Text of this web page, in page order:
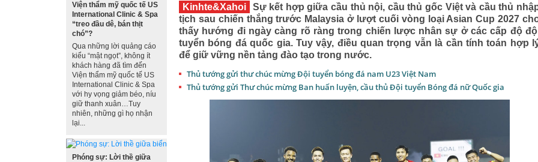
Viện thẩm mỹ quốc tế US
International Clinic & Spa
“treo đầu dê, bán thịt
chó”?
Qua những lời quảng cáo
kiểu “mật ngọt”, không ít
khách hàng đã tìm đến
Viện thẩm mỹ quốc tế US
International Clinic & Spa
với hy vọng giảm béo, níu
giữ thanh xuân…Tuy
nhiên, những gì họ nhận
lại...
Phóng sự: Lời thề giữa
Kinhte&Xahoi
Sự kết hợp giữa cầu thủ nội, cầu thủ gốc Việt và cầu thủ
tịch sau chiến thắng trước Malaysia ở lượt cuối vòng loại Asian Cup 2027
thấy hướng đi ngày càng rõ ràng trong chiến lược nhân sự ở các cấp độ
tuyển bóng đá quốc gia. Tuy vậy, điều quan trọng vẫn là cần tính toán hợp
để giữ vững nền tảng đào tạo trong nước.
Thủ tướng gửi thư chúc mừng Đội tuyển bóng đá nam U23 Việt Nam
Thủ tướng gửi Thư chúc mừng Ban huấn luyện, cầu thủ Đội tuyển Bóng đá nữ Quốc gia